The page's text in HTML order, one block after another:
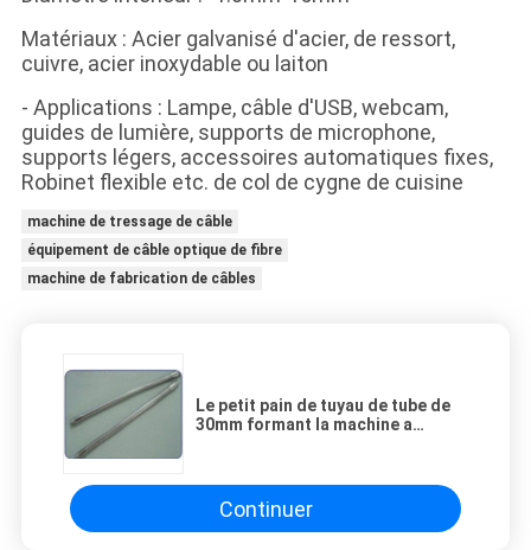
Matériaux : Acier galvanisé d'acier, de ressort,
cuivre, acier inoxydable ou laiton
- Applications : Lampe, câble d'USB, webcam,
guides de lumière, supports de microphone,
supports légers, accessoires automatiques fixes,
Robinet flexible etc. de col de cygne de cuisine
machine de tressage de câble
équipement de câble optique de fibre
machine de fabrication de câbles
Le petit pain de tuyau de tube de
30mm formant la machine a
Continuer